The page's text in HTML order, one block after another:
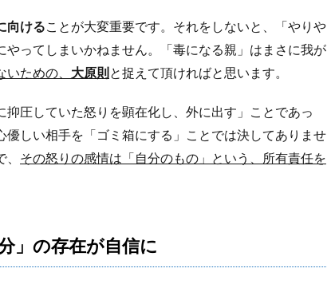
向けることが大変重要です。それをしないと、「やりや
ってしまいかねません。「毒になる親」はまさに我が
ための、 大原則 と捉えて頂ければと思います。
圧していた怒りを顕在化し、外に出す」ことであっ
しい相手を「ゴミ箱にする」ことでは決してありませ
その怒りの感情は「自分のもの」という、所有責任を
」の存在が自信に